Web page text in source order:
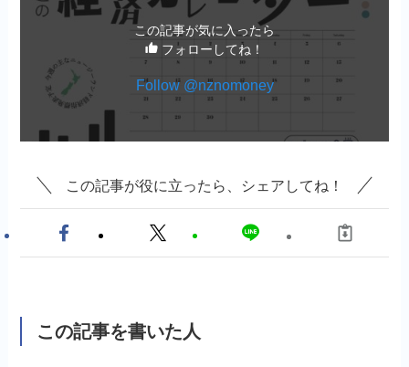
この記事が気に入ったら
フォローしてね！
Follow @nznomoney
この記事が役に立ったら、シェアしてね！
この記事を書いた人